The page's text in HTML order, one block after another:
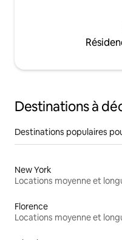
Destinations à
Destinations populaires
New York
Florence